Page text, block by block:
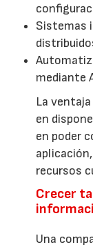
Sistemas
mediante
La
en
en poder
recursos
Crecer
Una